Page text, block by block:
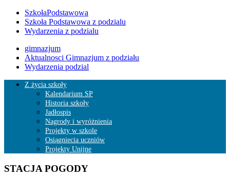
SzkołaPodstawowa
Szkoła Podstawowa z podzialu
Wydarzenia z podzialu
gimnazjum
Aktualnosci Gimnazjum z podziału
Wydarzenia podzial
Z życia szkoły
Kalendarium SP
Historia szkoły
Jadłospis
Nagrody i wyróżnienia
Projekty w szkole
Osiągniecia uczniów
Projekty Unijne
STACJA POGODY